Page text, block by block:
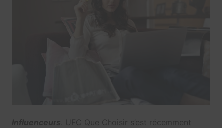
Influenceurs . UFC Que Choisir s’est récemment